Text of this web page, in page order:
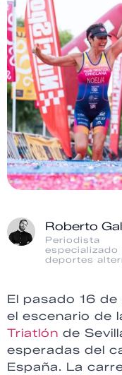
Roberto
Periodista
especializado
deportes
El pasado 16
el escenario de
Triatlón de
esperadas del
España. La